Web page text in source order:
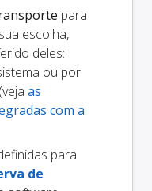
para
escolha,
deles:
ou por
as
com a
para
de